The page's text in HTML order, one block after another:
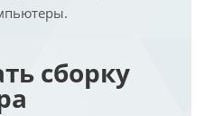
сборку